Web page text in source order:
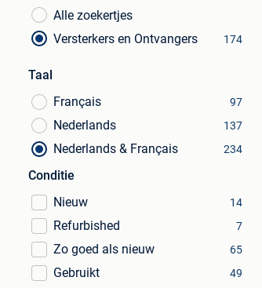
Alle zoekertjes
Versterkers en Ontvangers
174
Taal
Français
97
Nederlands 137
Nederlands & Français 234
Conditie
Nieuw
14
Refurbished 7
Zo goed als nieuw 65
Gebruikt 49